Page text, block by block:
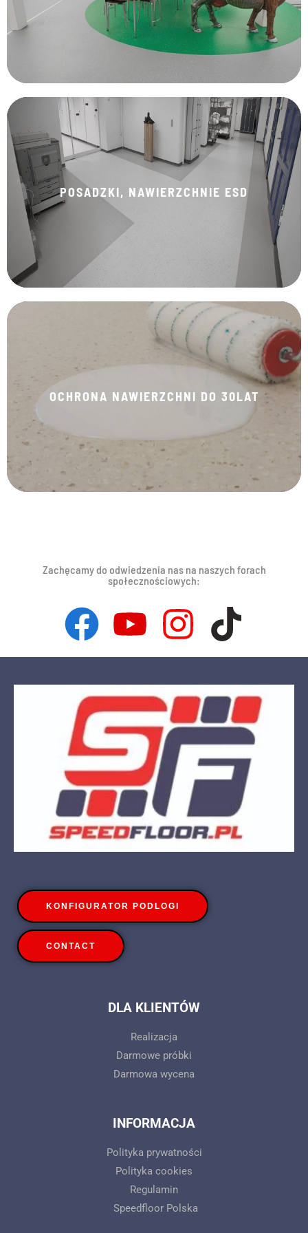
POSADZKI, NAWIERZCHNIE ESD
KLIKNIJ TUTAJ
OCHRONA NAWIERZCHNI DO 30LAT
KLIKNIJ TUTAJ
Zachęcamy do odwiedzenia nas na naszych forach
społecznościowych:
KONFIGURATOR PODLOGI
CONTACT
DLA KLIENTÓW
Realizacja
Darmowe próbki
Darmowa wycena
INFORMACJA
Polityka prywatności
Polityka cookies
Regulamin
Speedfloor Polska